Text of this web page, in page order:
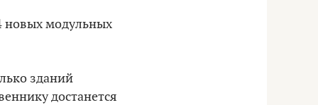
новых модульных
зданий
достанется